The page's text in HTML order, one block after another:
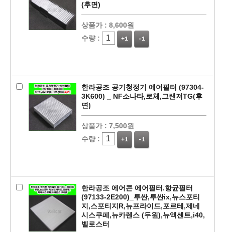
(후면)
상품가 : 8,600원
수량 :
+1 -1
한라공조 공기청정기 에어필터 (97304-
3K600) _ NF소나타,로체,그랜져TG(후
면)
상품가 : 7,500원
수량 :
+1 -1
한라공조 에어콘 에어필터.항균필터
(97133-2E200)_투싼,투싼ix,뉴스포티
지,스포티지R,뉴프라이드,포르테,제네
시스쿠페,뉴카렌스 (두원),뉴액센트,i40,
벨로스터